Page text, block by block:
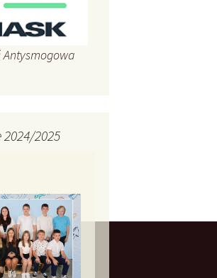
2025